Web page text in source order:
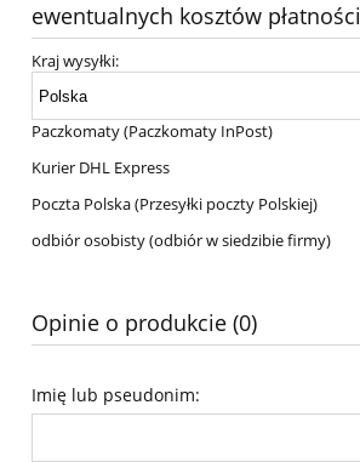
ewentualnych kosztów płatności
Kraj wysyłki:
Paczkomaty(Paczkomaty InPost)
Kurier DHL Express
Poczta Polska(Przesyłki poczty Polskiej)
odbiór osobisty(odbiór w siedzibie firmy)
Opinie o produkcie (0)
Imię lub pseudonim: